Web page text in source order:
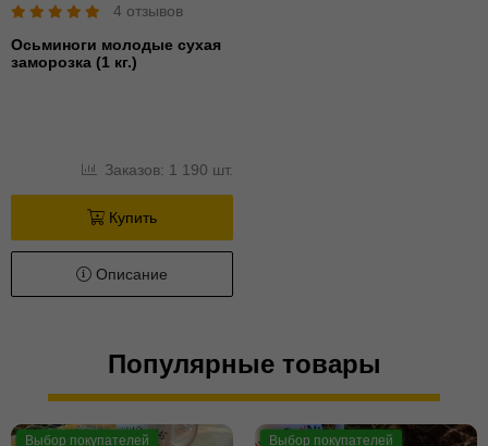
4 отзывов
Осьминоги молодые сухая
заморозка (1 кг.)
Заказов: 1 190 шт.
Купить
Описание
Популярные товары
Выбор покупателей Выбор покупателей